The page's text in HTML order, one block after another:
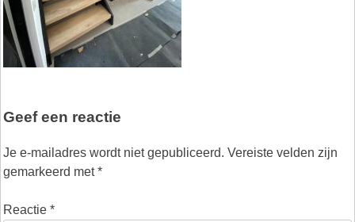
Geef een reactie
Je e-mailadres wordt niet gepubliceerd. Vereiste velden zijn
gemarkeerd met*
Reactie *